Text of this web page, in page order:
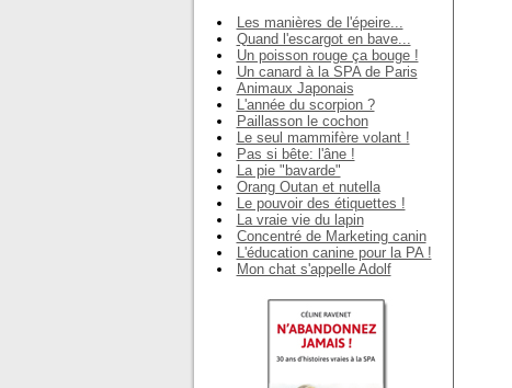
Les manières de l'épeire...
Quand l'escargot en bave...
Un poisson rouge ça bouge !
Un canard à la SPA de Paris
Animaux Japonais
L'année du scorpion ?
Paillasson le cochon
Le seul mammifère volant !
Pas si bête: l'âne !
La pie "bavarde"
Orang Outan et nutella
Le pouvoir des étiquettes !
La vraie vie du lapin
Concentré de Marketing canin
L'éducation canine pour la PA !
Mon chat s'appelle Adolf